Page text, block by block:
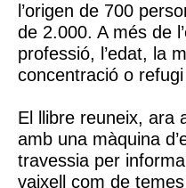
l’origen de 700
de 2.000. A més de
professió, l’edat, la
concentració o
El llibre reuneix, ara
amb una màquina
travessia per
vaixell com de